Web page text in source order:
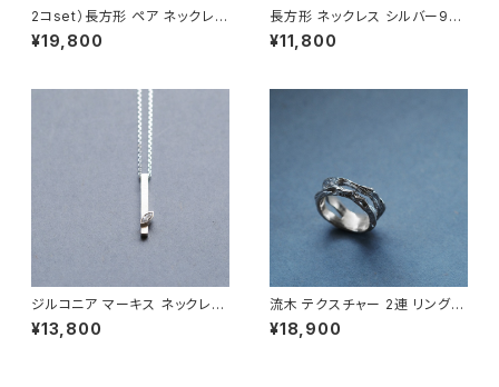
2コset）長方形 ペア ネックレス
シルバー925
¥19,800
長方形 ネックレス シルバー925
メンズ ユニセックス
¥11,800
ジルコニア マーキス ネックレス
シルバー925 メンズ ユニセック
ス
¥13,800
流木 テクスチャー 2連 リング
シルバー925 メンズ ユニセック
ス
¥18,900